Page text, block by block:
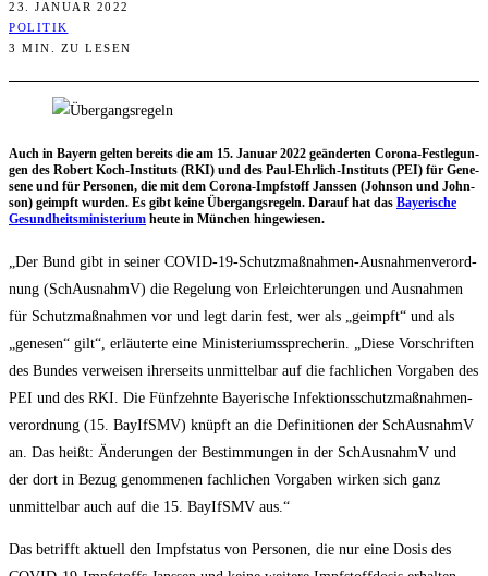
23. JANUAR 2022
POLITIK
3 MIN. ZU LESEN
Auch in Bay­ern gel­ten bereits die am 15. Janu­ar 2022 geän­der­ten Coro­na-Fest­le­gun­
gen des Robert Koch-Insti­tuts (RKI) und des Paul-Ehr­lich-Insti­tuts (PEI) für Gene­
se­ne und für Per­so­nen, die mit dem Coro­na-Impf­stoff Jans­sen (John­son und John­
son) geimpft wur­den. Es gibt kei­ne Über­gangs­re­geln. Dar­auf hat das Baye­ri­sche
Gesund­heits­mi­nis­te­ri­um heu­te in Mün­chen hingewiesen.
„Der Bund gibt in sei­ner COVID-19-Schutz­maß­nah­men-Aus­nah­men­ver­ord­
nung (SchAus­nahmV) die Rege­lung von Erleich­te­run­gen und Aus­nah­men
für Schutz­maß­nah­men vor und legt dar­in fest, wer als „geimpft“ und als
„gene­sen“ gilt“, erläu­ter­te eine Minis­te­ri­ums­spre­che­rin. „Die­se Vor­schrif­ten
des Bun­des ver­wei­sen ihrer­seits unmit­tel­bar auf die fach­li­chen Vor­ga­ben des
PEI und des RKI. Die Fünf­zehn­te Baye­ri­sche Infek­ti­ons­schutz­maß­nah­men­
ver­ord­nung (15. BayIfSMV) knüpft an die Defi­ni­tio­nen der SchAus­nahmV
an. Das heißt: Ände­run­gen der Bestim­mun­gen in der SchAus­nahmV und
der dort in Bezug genom­me­nen fach­li­chen Vor­ga­ben wir­ken sich ganz
unmit­tel­bar auch auf die 15. BayIfSMV aus.“
Das betrifft aktu­ell den Impf­sta­tus von Per­so­nen, die nur eine Dosis des